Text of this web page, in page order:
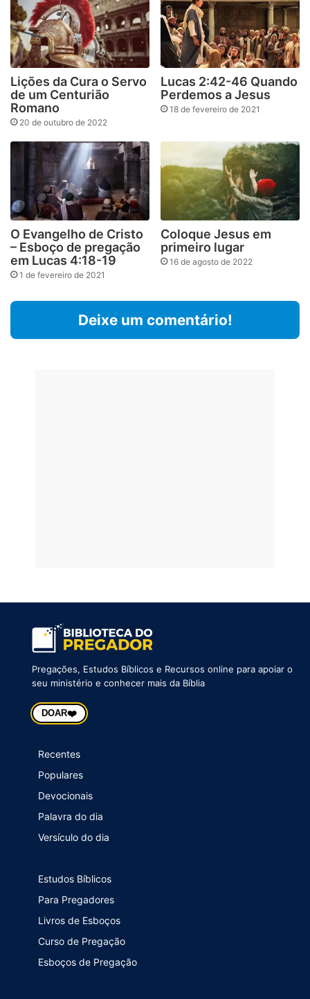
Lições da Cura o Servo
de um Centurião
Romano
20 de outubro de 2022
Lucas 2:42-46 Quando
Perdemos a Jesus
18 de fevereiro de 2021
O Evangelho de Cristo
– Esboço de pregação
em Lucas 4:18-19
1 de fevereiro de 2021
Coloque Jesus em
primeiro lugar
16 de agosto de 2022
Deixe um comentário!
Pregações, Estudos Bíblicos e Recursos online para apoiar o
seu ministério e conhecer mais da Bíblia
DOAR❤️
Recentes
Populares
Devocionais
Palavra do dia
Versículo do dia
Estudos Bíblicos
Para Pregadores
Livros de Esboços
Curso de Pregação
Esboços de Pregação